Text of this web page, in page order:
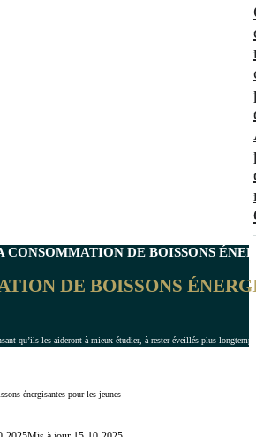
CONSOMMATION DE BOISSONS
DE BOISSONS
qu’ils les aideront à mieux étudier, à rester éveillés plus
énergisantes pour les jeunes